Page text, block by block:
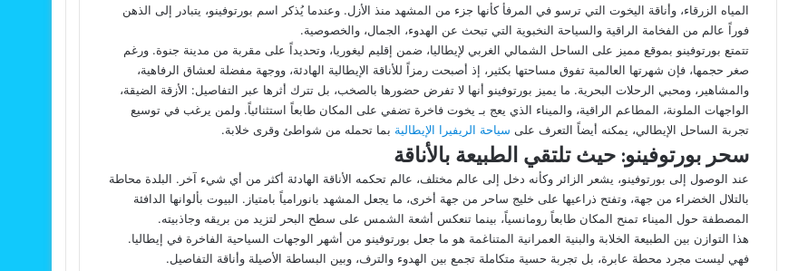
المياه الزرقاء، وأناقة اليخوت التي ترسو في المرفأ كأنها جزء من المشهد منذ الأزل. وعندما يُذكر اسم بورتوفينو، يتبادر إلى الذهن
فوراً عالم من الفخامة الراقية والسياحة النخبوية التي تبحث عن الهدوء، الجمال، والخصوصية.
تتمتع بورتوفينو بموقع مميز على الساحل الشمالي الغربي لإيطاليا، ضمن إقليم ليغوريا، وتحديداً على مقربة من مدينة جنوة. ورغم
صغر حجمها، فإن شهرتها العالمية تفوق مساحتها بكثير، إذ أصبحت رمزاً للأناقة الإيطالية الهادئة، ووجهة مفضلة لعشاق الرفاهية،
والمشاهير، ومحبي الرحلات البحرية. ما يميز بورتوفينو أنها لا تفرض حضورها بالصخب، بل تترك أثرها عبر التفاصيل: الأزقة الضيقة،
الواجهات الملونة، المطاعم الراقية، والميناء الذي يعج بـ يخوت فاخرة تضفي على المكان طابعاً استثنائياً. ولمن يرغب في توسيع
تجربة الساحل الإيطالي، يمكنه أيضاً التعرف على سياحة الريفيرا الإيطالية بما تحمله من شواطئ وقرى خلابة.
سحر بورتوفينو: حيث تلتقي الطبيعة بالأناقة
عند الوصول إلى بورتوفينو، يشعر الزائر وكأنه دخل إلى عالم مختلف، عالم تحكمه الأناقة الهادئة أكثر من أي شيء آخر. البلدة محاطة
بالتلال الخضراء من جهة، وتفتح ذراعيها على خليج ساحر من جهة أخرى، ما يجعل المشهد بانورامياً بامتياز. البيوت بألوانها الدافئة
المصطفة حول الميناء تمنح المكان طابعاً رومانسياً، بينما تنعكس أشعة الشمس على سطح البحر لتزيد من بريقه وجاذبيته.
هذا التوازن بين الطبيعة الخلابة والبنية العمرانية المتناغمة هو ما جعل بورتوفينو من أشهر الوجهات السياحية الفاخرة في إيطاليا.
فهي ليست مجرد محطة عابرة، بل تجربة حسية متكاملة تجمع بين الهدوء والترف، وبين البساطة الأصيلة وأناقة التفاصيل.